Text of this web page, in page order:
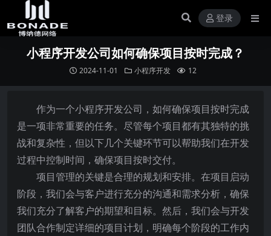
登录
小程序开发公司如何确保项目按时完成？
2024-11-01 小程序开发 12
作为一个小程序开发公司，如何确保项目按时完成
是一项非常重要的任务。尽管每个项目都有其独特的挑
战和复杂性，但以下几个关键环节可以帮助我们在开发
过程中控制时间，确保项目按时交付。
项目管理的关键是合理的规划和安排。在项目启动
阶段，我们会与客户进行充分的沟通和需求分析，确保
我们充分了解客户的期望和目标。然后，我们会与开发
团队合作制定详细的项目计划，明确每个阶段的工作内